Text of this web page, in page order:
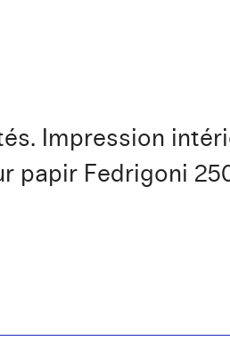
Impression
papir Fedrigoni